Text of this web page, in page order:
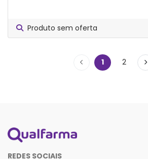
Produto sem oferta
1 2
REDES SOCIAIS